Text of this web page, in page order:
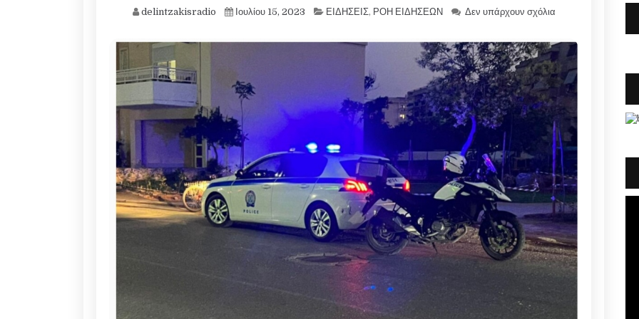
delintzakisradio Ιουλίου 15, 2023 ΕΙΔΗΣΕΙΣ, ΡΟΗ ΕΙΔΗΣΕΩΝ Δεν υπάρχουν σχόλια